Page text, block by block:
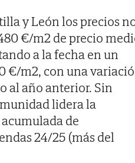
y León los precios
€/m2 de precio
a la fecha en un
€/m2, con una
al año anterior. Sin
lidera la
de
24/25 (más del